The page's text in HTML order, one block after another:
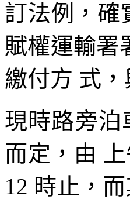
訂法例，確
賦權運輸署
繳付方 式，
現時路旁泊
而定，由
12 時止，